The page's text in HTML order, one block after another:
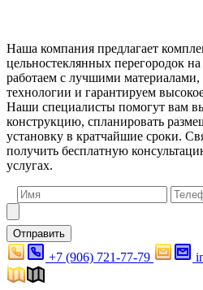
Наша компания предлагает
цельностеклянных перегородок
работаем с лучшими
технологии и гарантируем
Наши специалисты помогут вам
конструкцию, спланировать
установку в кратчайшие сроки.
получить бесплатную
услугах.
Отправить
+7 (906) 721-77-79